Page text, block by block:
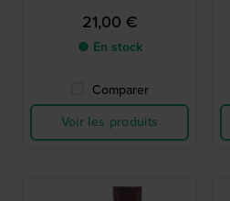
21,00 €
● En stock
Comparer
Voir les produits